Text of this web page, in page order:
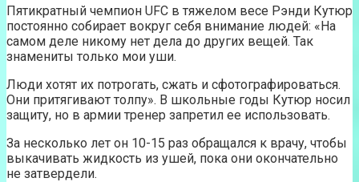
Пятикратный чемпион UFC в тяжелом весе Рэнди Кутюр
постоянно собирает вокруг себя внимание людей: «На
самом деле никому нет дела до других вещей. Так
знамениты только мои уши.
Люди хотят их потрогать, сжать и сфотографироваться.
Они притягивают толпу». В школьные годы Кутюр носил
защиту, но в армии тренер запретил ее использовать.
За несколько лет он 10-15 раз обращался к врачу, чтобы
выкачивать жидкость из ушей, пока они окончательно
не затвердели.